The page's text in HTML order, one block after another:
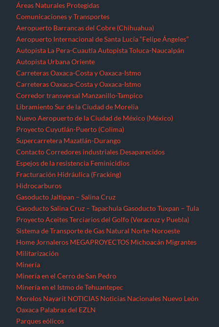
Áreas Naturales Protegidas
Comunicaciones y Transportes
Aeropuerto Barrancas del Cobre (Chihuahua)
Aeropuerto Internacional de Santa Lucía “Felipe Ángeles”
Autopista La Pera-Cuautla Autopista Toluca-Naucalpán
Autopista Urbana Oriente
Carreteras Oaxaca-Costa y Oaxaca-Istmo
Carreteras Oaxaca-Costa y Oaxaca-Istmo
Corredor transversal Manzanillo-Tampico
Libramiento Sur de la Ciudad de Morelia
Nuevo Aeropuerto de la Ciudad de México (México)
Proyecto Cuyutlán-Puerto (Colima)
Supercarretera Mazatlán-Durango
Contacto Corredores industriales Desaparecidos
Espejos de la resistencia Feminicidios
Fracturación Hidráulica (Fracking)
Hidrocarburos
Gasoducto Jaltipan – Salina Cruz
Gasoducto Salina Cruz – Tapachula Gasoducto Tuxpan – Tula
Proyecto Aceites Terciarios del Golfo (Veracruz y Puebla)
Sistema de Transporte de Gas Natural Norte-Noroeste
Home Jornaleros MEGAPROYECTOS Michoacán Migrantes
Militarización
Minería
Minería en el Cerro de San Pedro
Minería en el Istmo de Tehuantepec
Morelos Nayarit NOTICIAS Noticias Nacionales Nuevo León
Oaxaca Palabras del EZLN
Parques eólicos